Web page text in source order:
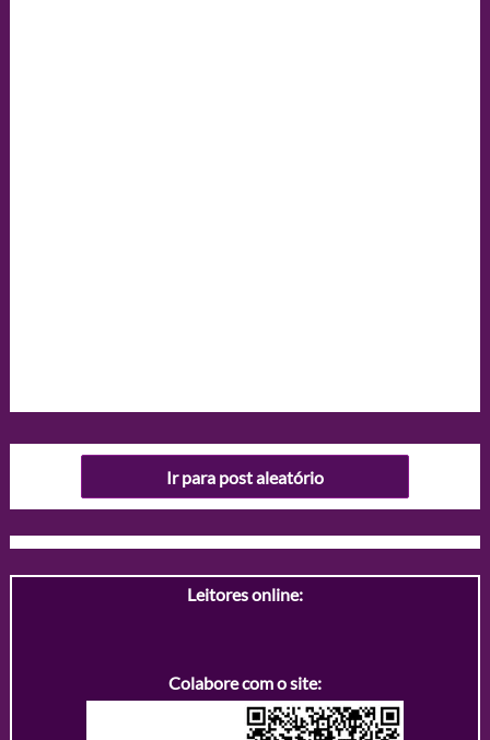
Ir para post aleatório
Leitores online:
Colabore com o site: